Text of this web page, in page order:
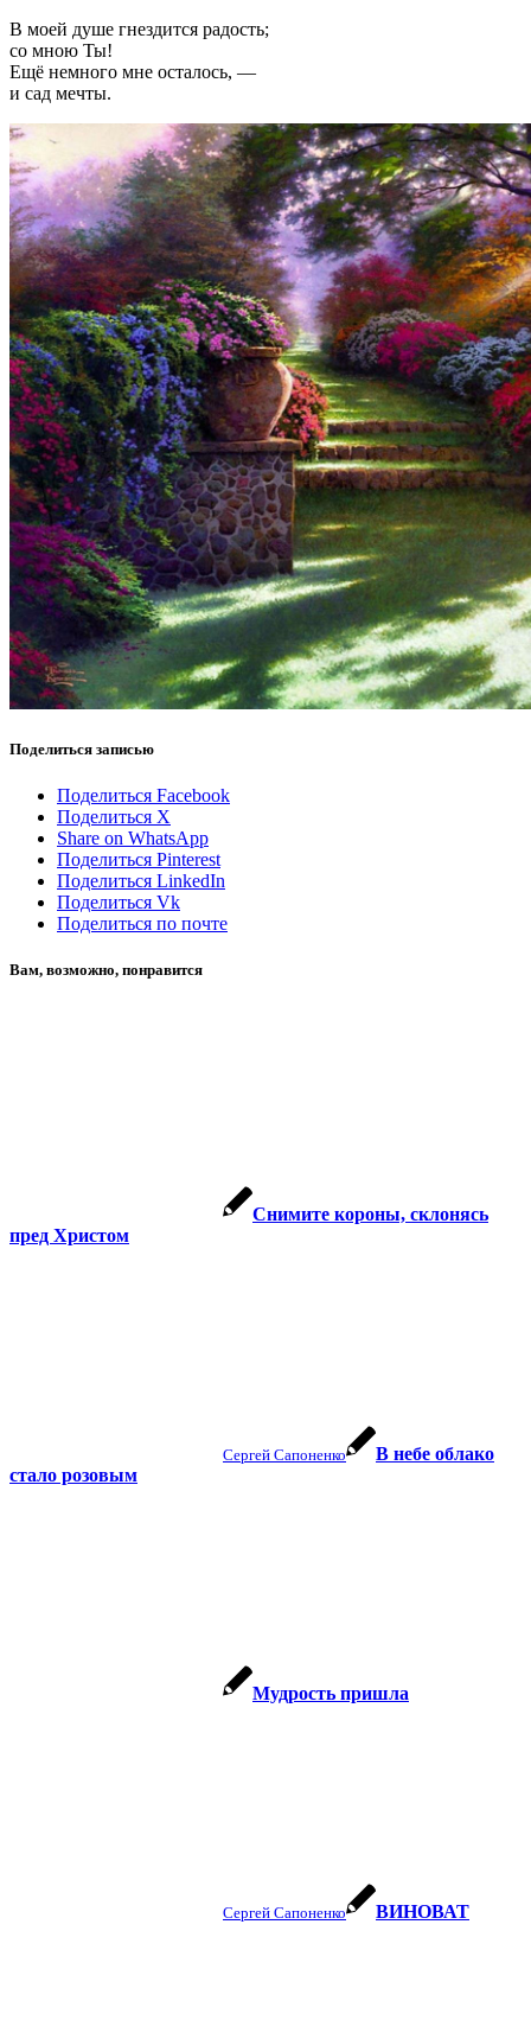
В моей душе гнездится радость;
со мною Ты!
Ещё немного мне осталось, —
и сад мечты.
Поделиться записью
Поделиться Facebook
Поделиться X
Share on WhatsApp
Поделиться Pinterest
Поделиться LinkedIn
Поделиться Vk
Поделиться по почте
Вам, возможно, понравится
Снимите короны, склонясь
пред Христом
Сергей Сапоненко
В небе облако
стало розовым
Мудрость пришла
Сергей Сапоненко ВИНОВАТ